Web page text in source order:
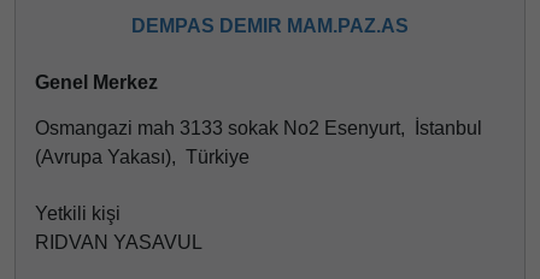
DEMPAS DEMIR MAM.PAZ.AS
Genel Merkez
Osmangazi mah 3133 sokak No2 Esenyurt, İstanbul
(Avrupa Yakası), Türkiye
Yetkili kişi
RIDVAN YASAVUL